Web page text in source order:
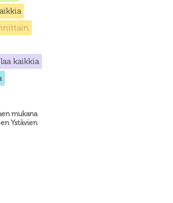
kaikkia
mukana
Ystävien